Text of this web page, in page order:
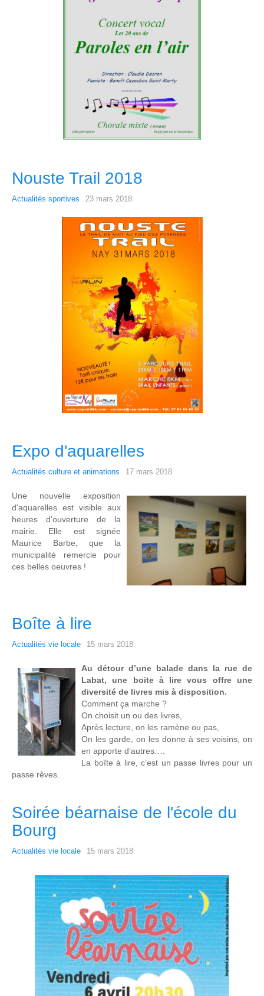
Nouste Trail 2018
Actualités sportives 23 mars 2018
Expo d'aquarelles
Actualités culture et animations 17 mars 2018
Une nouvelle exposition
d'aquarelles est visible aux
heures d'ouverture de la
mairie. Elle est signée
Maurice Barbe, que la
municipalité remercie pour
ces belles oeuvres !
Boîte à lire
Actualités vie locale 15 mars 2018
Au détour d’une balade dans la rue de
Labat, une boite à lire vous offre une
diversité de livres mis à disposition.
Comment ça marche ?
On choisit un ou des livres,
Après lecture, on les ramène ou pas,
On les garde, on les donne à ses voisins, on
en apporte d’autres….
La boîte à lire, c’est un passe livres pour un
passe rêves.
Soirée béarnaise de l'école du
Bourg
Actualités vie locale 15 mars 2018